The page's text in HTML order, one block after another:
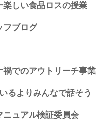
楽しい食品ロスの授業
フブログ
禍でのアウトリーチ事業
るよりみんなで話そう
ニュアル検証委員会